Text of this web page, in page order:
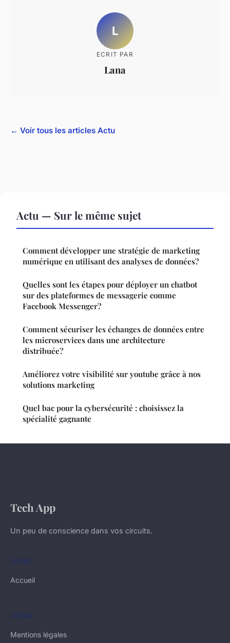
L
ECRIT PAR
Lana
← Voir tous les articles Actu
Actu — Sur le même sujet
Comment développer une stratégie de marketing
numérique en utilisant des analyses de données?
Quelles sont les étapes pour déployer un chatbot
sur des plateformes de messagerie comme
Facebook Messenger?
Comment sécuriser les échanges de données entre
les microservices dans une architecture
distribuée?
Améliorez votre visibilité sur youtube grâce à nos
solutions marketing
Quel bac pour la cybersécurité : choisissez la
spécialité gagnante
Tech App
Un peu de conscience dans vos circuits.
LIENS
Accueil
LÉGAL
Mentions légales